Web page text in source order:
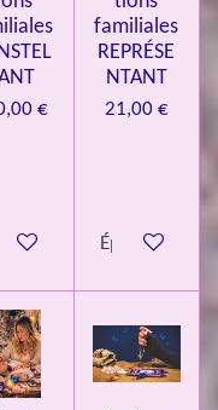
€
au panier
familiales
REPRÉSE
NTANT
21,00 €
Épuisé